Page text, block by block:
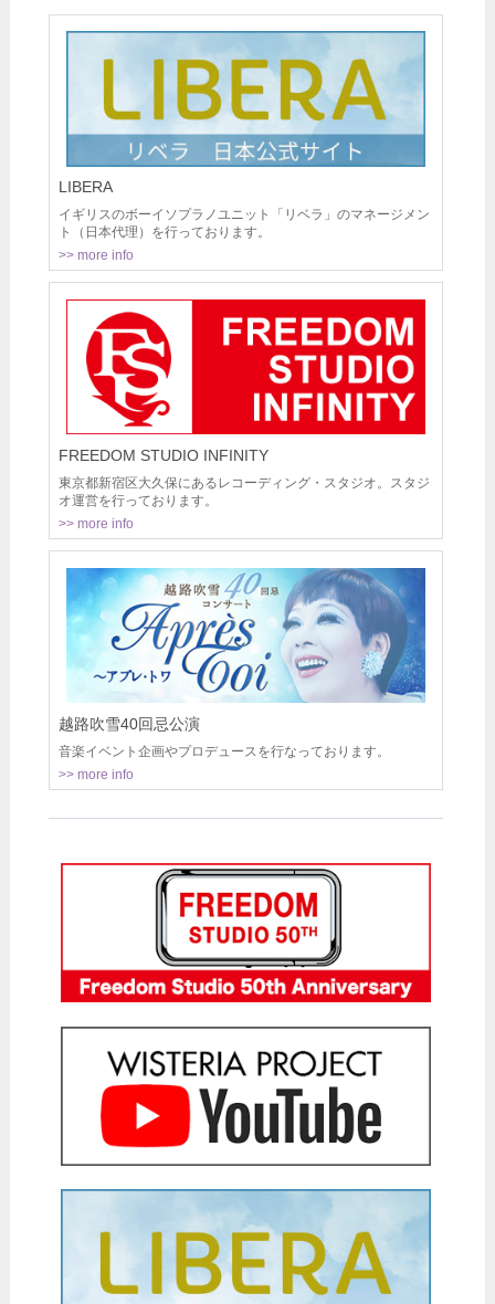
LIBERA
イギリスのボーイソプラノユニット「リベラ」のマネージメン
ト（日本代理）を行っております。
>> more info
FREEDOM STUDIO INFINITY
東京都新宿区大久保にあるレコーディング・スタジオ。スタジ
オ運営を行っております。
>> more info
越路吹雪40回忌公演
音楽イベント企画やプロデュースを行なっております。
>> more info